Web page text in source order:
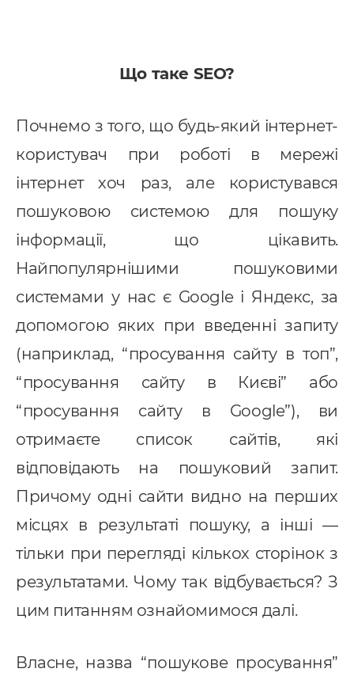
Що таке SEO?
Почнемо з того, що будь-який інтернет-
користувач при роботі в мережі
інтернет хоч раз, але користувався
пошуковою системою для пошуку
інформації, що цікавить.
Найпопулярнішими пошуковими
системами у нас є Google і Яндекс, за
допомогою яких при введенні запиту
(наприклад, “просування сайту в топ”,
“просування сайту в Києві” або
“просування сайту в Google”), ви
отримаєте список сайтів, які
відповідають на пошуковий запит.
Причому одні сайти видно на перших
місцях в результаті пошуку, а інші —
тільки при перегляді кількох сторінок з
результатами. Чому так відбувається? З
цим питанням ознайомимося далі.
Власне, назва “пошукове просування”